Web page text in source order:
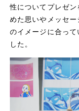
性についてプレゼ
めた思いやメッセ
のイメージに合っ
した。